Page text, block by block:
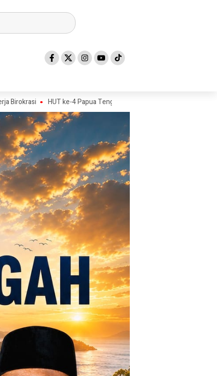
HUT ke-4 Papua Tengah Jadi Titik Awal Program BANGKIT untuk